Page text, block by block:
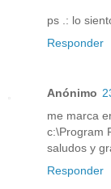
ps .: lo
Responder
Anónimo
me marca
c:\Program
saludos y
Responder